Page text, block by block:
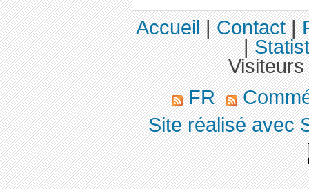
Accueil|Contact|
|
FR
Site réalisé avec